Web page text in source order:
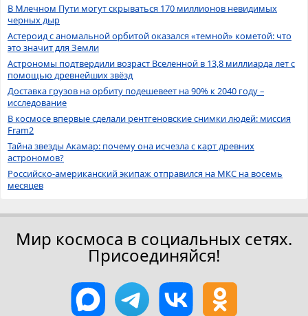
В Млечном Пути могут скрываться 170 миллионов невидимых
черных дыр
Астероид с аномальной орбитой оказался «темной» кометой: что
это значит для Земли
Астрономы подтвердили возраст Вселенной в 13,8 миллиарда лет с
помощью древнейших звёзд
Доставка грузов на орбиту подешевеет на 90% к 2040 году –
исследование
В космосе впервые сделали рентгеновские снимки людей: миссия
Fram2
Тайна звезды Акамар: почему она исчезла с карт древних
астрономов?
Российско-американский экипаж отправился на МКС на восемь
месяцев
Мир космоса в социальных сетях.
Присоединяйся!